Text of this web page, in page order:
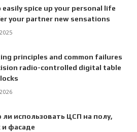
easily spice up your personal life
your partner new sensations
principles and common failures
radio-controlled digital table
использовать ЦСП на полу,
и фасаде